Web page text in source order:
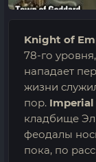
Knight of
78-го
нападает
жизни
пор. Imperial
кладбище
феодалы
пока, по